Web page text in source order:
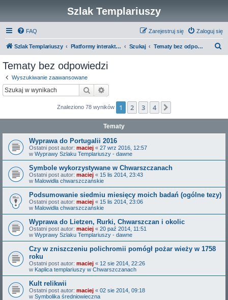
Szlak Templariuszy
FAQ Zaloguj się
Zarejestruj się
Szlak Templariuszy Platformy interaktywne Szlaku Templariuszy Szukaj Tematy bez odpowiedzi
Tematy bez odpowiedzi
Wyszukiwanie zaawansowane
Szukaj
Znaleziono 78 wyników 1 2 3 4
Tematy
Wyprawa do Portugalii 2016
Ostatni post autor: maciej « 27 wrz 2016, 12:57
w Wyprawy Szlaku Templariuszy - dawne
Symbole wykorzystywane w Chwarszczanach
Ostatni post autor: maciej « 15 lis 2014, 23:43
w Malowidła chwarszczańskie
Podsumowanie siedmiu miesięcy moich badań (ogólne tezy)
Ostatni post autor: maciej « 15 lis 2014, 23:06
w Malowidła chwarszczańskie
Wyprawa do Lietzen, Rurki, Chwarszczan i okolic
Ostatni post autor: maciej « 20 paź 2014, 11:51
w Wyprawy Szlaku Templariuszy - dawne
Czy w zniszczeniu polichromii pomógł pożar wieży w 1758
roku
Ostatni post autor: maciej « 12 sie 2014, 22:26
w Kaplica templariuszy w Chwarszczanach
Kult relikwii
Ostatni post autor: maciej « 02 sie 2014, 09:18
w Symbolika średniowieczna